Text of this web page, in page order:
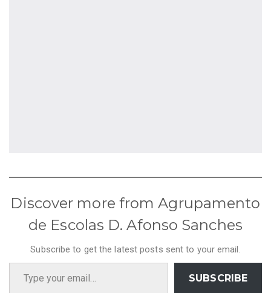
Discover more from Agrupamento
de Escolas D. Afonso Sanches
Subscribe to get the latest posts sent to your email.
Type your email…
SUBSCRIBE